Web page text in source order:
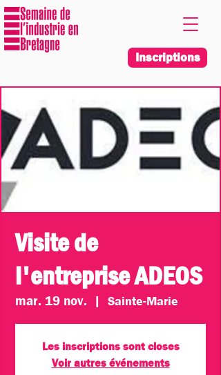
Inscriptions
Visite de
l'entreprise ADEOS
mar. 19 nov.
  |
Sainte-Marie
Les inscriptions sont closes
Voir autres événements